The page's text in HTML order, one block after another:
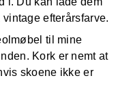
efterårsfarve.
til mine
Kork er nemt at
skoene ikke er